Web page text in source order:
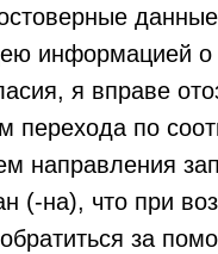
информацией о
я вправе
перехода по
направления
(-на), что при
за